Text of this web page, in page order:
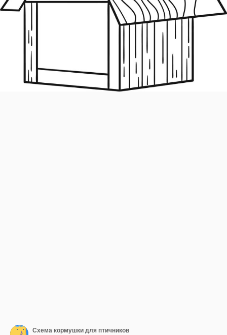
Схема кормушки для птичников